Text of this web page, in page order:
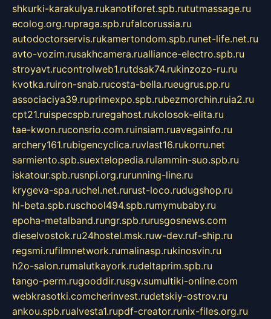
shkurki-karakulya.rukanotiforet.spb.rututmassage.ru
ecolog.org.rupraga.spb.rufalcorussia.ru
autodoctorservis.rukamertondom.spb.runet-life.net.ru
avto-vozim.rusakhcamera.rualliance-electro.spb.ru
stroyavt.rucontrolweb1.rutdsak74.rukinzozo-ru.ru
kvotka.ruiron-snab.rucosta-bella.rueugrus.pp.ru
associaciya39.ruprimexpo.spb.rubezmorchin.ruia2.ru
cpt21.ruispecspb.ruregahost.rukolosok-elita.ru
tae-kwon.ruconsrio.com.ruinsiam.ruavegainfo.ru
archery161.rubigencyclica.ruvlast16.rukorru.net
sarmiento.spb.suextelopedia.rulammin-suo.spb.ru
iskatour.spb.rusnpi.org.rurunning-line.ru
krygeva-spa.ruchel.net.rurust-loco.rudugshop.ru
hl-beta.spb.ruschool494.spb.rumymubaby.ru
epoha-metalband.rungr.spb.rurusgosnews.com
dieselvostok.ru24hostel.msk.ruw-dev.ruf-ship.ru
regsmi.rufilmnetwork.rumalinasp.rukinosvin.ru
h2o-salon.rumalutkayork.rudeltaprim.spb.ru
tango-perm.rugooddir.rusgv.sumultiki-online.com
webkrasotki.comcherinvest.rudetskiy-ostrov.ru
ankou.spb.rualvesta1.rupdf-creator.runix-files.org.ru